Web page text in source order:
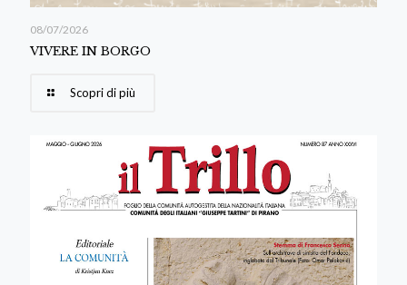
08/07/2026
VIVERE IN BORGO
Scopri di più